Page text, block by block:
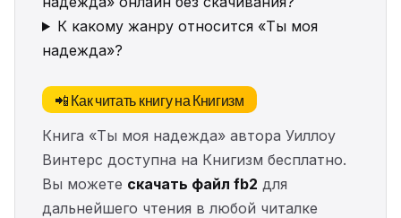
К какому жанру относится «Ты моя
надежда»?
📲 Как читать книгу на Книгизм
Книга «Ты моя надежда» автора Уиллоу
Винтерс доступна на Книгизм бесплатно.
Вы можете скачать файл fb2 для
дальнейшего чтения в любой читалке